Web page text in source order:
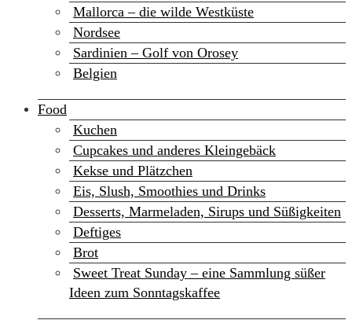
Mallorca – die wilde Westküste
Nordsee
Sardinien – Golf von Orosey
Belgien
Food
Kuchen
Cupcakes und anderes Kleingebäck
Kekse und Plätzchen
Eis, Slush, Smoothies und Drinks
Desserts, Marmeladen, Sirups und Süßigkeiten
Deftiges
Brot
Sweet Treat Sunday – eine Sammlung süßer
Ideen zum Sonntagskaffee